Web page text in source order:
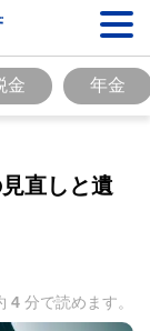
金 年金
直しと遺
4 分で読めます。